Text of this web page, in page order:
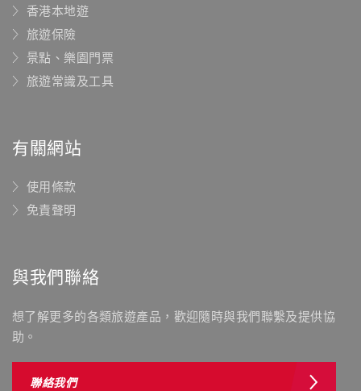
香港本地遊
旅遊保險
景點、樂園門票
旅遊常識及工具
有關網站
使用條款
免責聲明
與我們聯絡
想了解更多的各類旅遊產品，歡迎隨時與我們聯繫及提供協
助。
聯絡我們